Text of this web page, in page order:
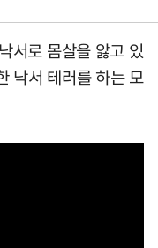
서로 몸살을 앓고 있
낙서 테러를 하는 모